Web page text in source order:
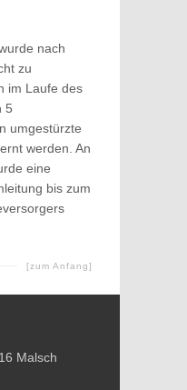
nach
zu
im Laufe des
5
umgestürzte
werden. An
eine
bis zum
[zum Anfang]
Malsch